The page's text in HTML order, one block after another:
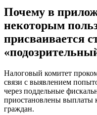
Почему в
некоторым
присваивается
Налоговый комитет
связи с выявлением
через поддельные
приостановлены выплаты
граждан.